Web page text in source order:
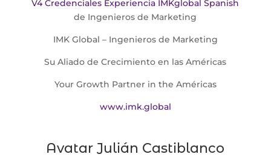
V4 Credenciales Experiencia IMKglobal Spanish
de Ingenieros de Marketing
IMK Global – Ingenieros de Marketing
Su Aliado de Crecimiento en las Américas
Your Growth Partner in the Américas
www.imk.global
Avatar Julián Castiblanco